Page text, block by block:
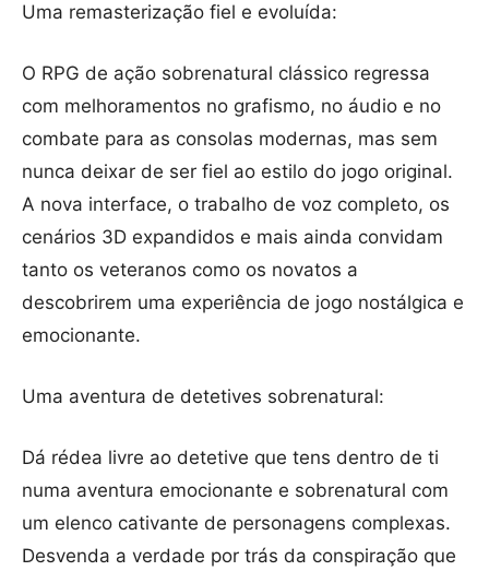
Uma remasterização fiel e evoluída:
O RPG de ação sobrenatural clássico regressa
com melhoramentos no grafismo, no áudio e no
combate para as consolas modernas, mas sem
nunca deixar de ser fiel ao estilo do jogo original.
A nova interface, o trabalho de voz completo, os
cenários 3D expandidos e mais ainda convidam
tanto os veteranos como os novatos a
descobrirem uma experiência de jogo nostálgica e
emocionante.
Uma aventura de detetives sobrenatural:
Dá rédea livre ao detetive que tens dentro de ti
numa aventura emocionante e sobrenatural com
um elenco cativante de personagens complexas.
Desvenda a verdade por trás da conspiração que